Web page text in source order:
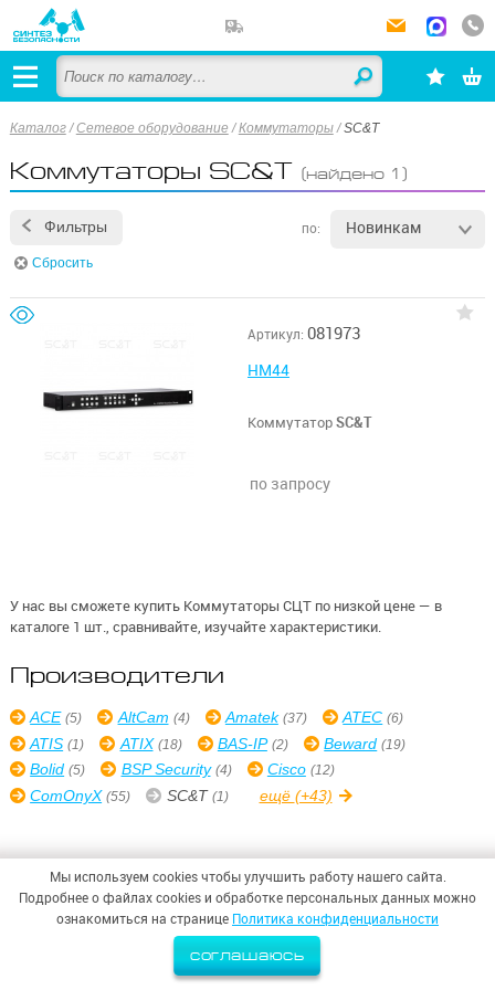
Каталог /Сетевое оборудование /Коммутаторы/SC&T
Коммутаторы SC&T (найдено 1)
Фильтры по: Новинкам
Сбросить
Артикул: 081973
HM44
КоммутаторSC&T
по запросу
У нас вы сможете купить Коммутаторы СЦТ по низкой цене — в
каталоге 1 шт., сравнивайте, изучайте характеристики.
Производители
ACE (5) AltCam (4) Amatek (37) ATEC (6)
ATIS (1) ATIX (18) BAS-IP (2) Beward (19)
Bolid (5) BSP Security (4) Cisco (12)
ComOnyX (55) SC&T (1) ещё (+43)
ООО «СИНТЕЗ БЕЗОПАСНОСТИ»
Политика конфиденциальности
Мы используем cookies чтобы улучшить работу нашего сайта.
Подробнее о файлах cookies и обработке персональных данных можно
ознакомиться на странице Политика конфиденциальности
соглашаюсь